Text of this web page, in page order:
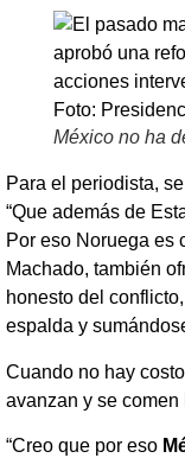
México no ha
Para el periodista,
“Que además de
Por eso Noruega es
Machado, también
honesto del
espalda y
Cuando no hay
avanzan y se
“Creo que por eso